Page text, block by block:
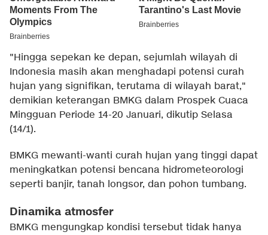
"Hingga sepekan ke depan, sejumlah wilayah di
Indonesia masih akan menghadapi potensi curah
hujan yang signifikan, terutama di wilayah barat,"
demikian keterangan BMKG dalam Prospek Cuaca
Mingguan Periode 14-20 Januari, dikutip Selasa
(14/1).
BMKG mewanti-wanti curah hujan yang tinggi dapat
meningkatkan potensi bencana hidrometeorologi
seperti banjir, tanah longsor, dan pohon tumbang.
Dinamika atmosfer
BMKG mengungkap kondisi tersebut tidak hanya